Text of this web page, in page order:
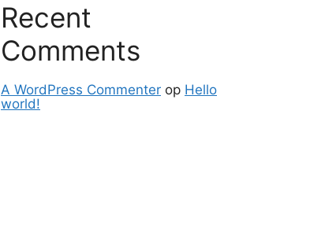
Recent
Comments
A WordPress Commenter op Hello
world!